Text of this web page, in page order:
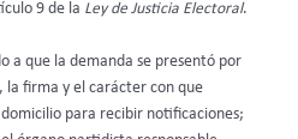
9 de la Ley de Justicia Electoral.
a que la demanda se presentó por
la firma y el carácter con que
para recibir notificaciones;